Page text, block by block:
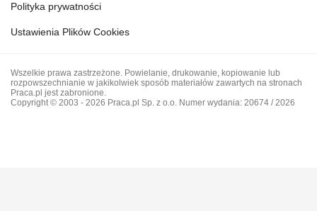
Polityka prywatności
Ustawienia Plików Cookies
Wszelkie prawa zastrzeżone. Powielanie, drukowanie, kopiowanie lub
rozpowszechnianie w jakikolwiek sposób materiałów zawartych na stronach
Praca.pl jest zabronione.
Copyright © 2003 - 2026 Praca.pl Sp. z o.o. Numer wydania: 20674 / 2026